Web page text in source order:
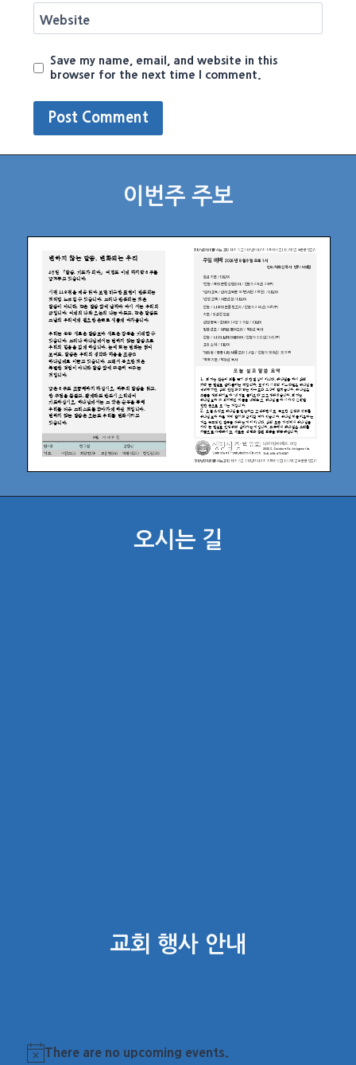
Website
Save my name, email, and website in this
browser for the next time I comment.
이번주 주보
오시는 길
교회 행사 안내
Notice
There are no upcoming events.